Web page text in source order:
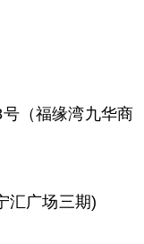
（福缘湾九华商
广场三期)